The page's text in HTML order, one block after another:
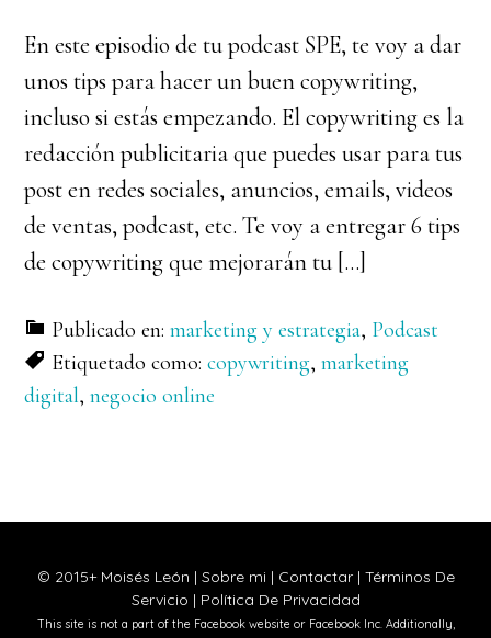
En este episodio de tu podcast SPE, te voy a dar
unos tips para hacer un buen copywriting,
incluso si estás empezando. El copywriting es la
redacción publicitaria que puedes usar para tus
post en redes sociales, anuncios, emails, videos
de ventas, podcast, etc. Te voy a entregar 6 tips
de copywriting que mejorarán tu […]
Publicado en:marketing y estrategia, Podcast
Etiquetado como:copywriting,marketing
digital,negocio online
© 2015+ Moisés León | Sobre mi | Contactar| Términos De
Servicio | Política De Privacidad
This site is not a part of the Facebook website or Facebook Inc. Additionally,